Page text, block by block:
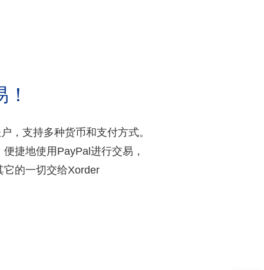
，支持多种货币和支付方式。
捷地使用PayPal进行交易，
的一切交给Xorder